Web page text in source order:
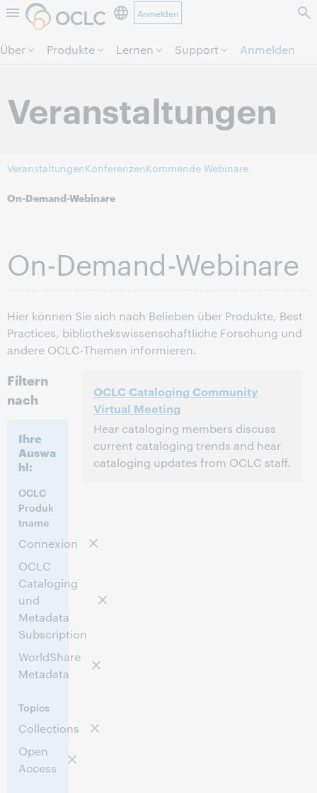
Direkt zum Seiteninhalt.
Anmelden
Über Produkte Lernen Support Anmelden
Veranstaltungen
VeranstaltungenKonferenzenKommende Webinare
On-Demand-Webinare
On-Demand-Webinare
Hier können Sie sich nach Belieben über Produkte, Best
Practices, bibliothekswissenschaftliche Forschung und
andere OCLC-Themen informieren.
Filtern
nach
Ihre
Auswa
hl:
OCLC
Produk
tname
Connexion
OCLC
Cataloging
und
Metadata
Subscription
WorldShare
Metadata
Topics
Collections
Open
Access
OCLC Cataloging Community
Virtual Meeting
Hear cataloging members discuss
current cataloging trends and hear
cataloging updates from OCLC staff.